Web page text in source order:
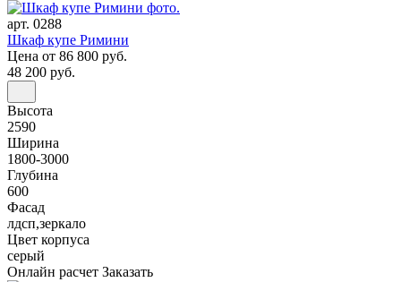
арт. 0288
Шкаф купе Римини
Цена от 86 800 руб.
48 200 руб.
Высота
2590
Ширина
1800-3000
Глубина
600
Фасад
лдсп,зеркало
Цвет корпуса
серый
Онлайн расчет Заказать